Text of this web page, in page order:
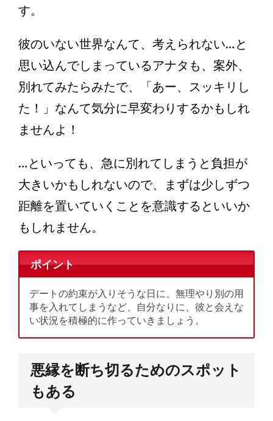
す。
彼のいない世界なんて、考えられない…と
思い込んでしまっているアナタも、案外、
別れてみたらみたで、「あー、スッキリし
た！」なんて気分に早変わりするかもしれ
ませんよ！
…といっても、急に別れてしまうと負担が
大きいかもしれないので、まずは少しずつ
距離を置いていくことを意識するといいか
もしれません。
ポイント
デートの約束が入りそうな日に、無理やり別の用
事を入れてしまうなど、自分なりに、彼と会えな
い状況を積極的に作っていきましょう。
悪縁を断ち切るためのスポット
もある